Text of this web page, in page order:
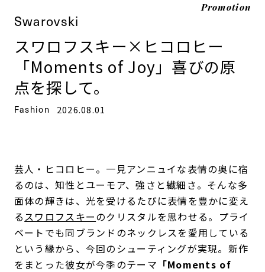
Promotion
Swarovski
スワロフスキー×ヒコロヒー
「Moments of Joy」喜びの原
点を探して。
Fashion 2026.08.01
芸人・ヒコロヒー。一見アンニュイな表情の奥に宿
るのは、知性とユーモア、強さと繊細さ。そんな多
面体の輝きは、光を受けるたびに表情を豊かに変え
る スワロフスキーのクリスタルを思わせる。プライ
ベートでも同ブランドのネックレスを愛用している
という縁から、今回のシューティングが実現。新作
をまとった彼女が今季のテーマ 「Moments of